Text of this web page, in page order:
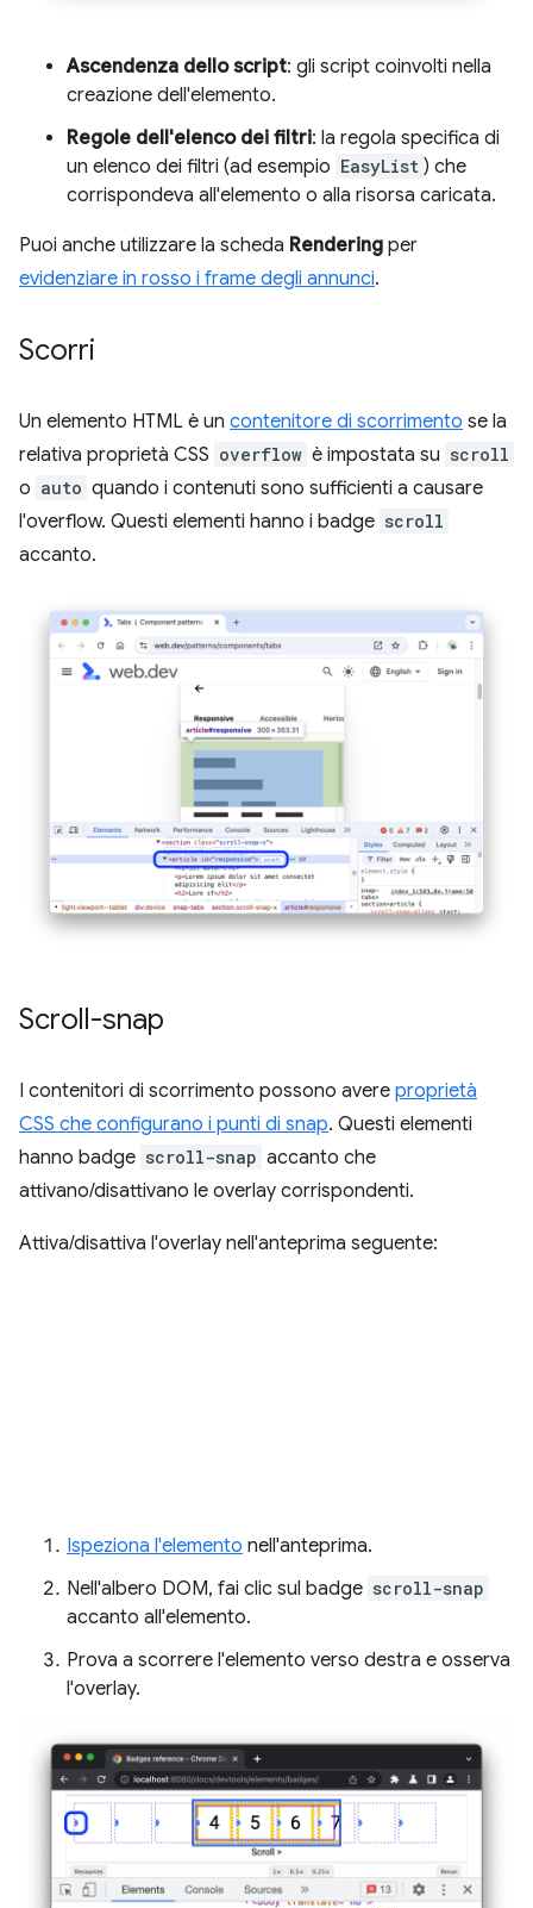
Ascendenza dello script: gli script coinvolti nella
creazione dell'elemento.
Regole dell'elenco dei filtri: la regola specifica di
un elenco dei filtri (ad esempio EasyList ) che
corrispondeva all'elemento o alla risorsa caricata.
Puoi anche utilizzare la scheda Rendering per
evidenziare in rosso i frame degli annunci.
Scorri
Un elemento HTML è un contenitore di scorrimento se la
relativa proprietà CSS overflow è impostata su scroll
o auto quando i contenuti sono sufficienti a causare
l'overflow. Questi elementi hanno i badge scroll
accanto.
Scroll-snap
I contenitori di scorrimento possono avere proprietà
CSS che configurano i punti di snap. Questi elementi
hanno badge scroll-snap accanto che
attivano/disattivano le overlay corrispondenti.
Attiva/disattiva l'overlay nell'anteprima seguente:
Ispeziona l'elemento nell'anteprima.
Nell'albero DOM, fai clic sul badge scroll-snap
accanto all'elemento.
Prova a scorrere l'elemento verso destra e osserva
l'overlay.